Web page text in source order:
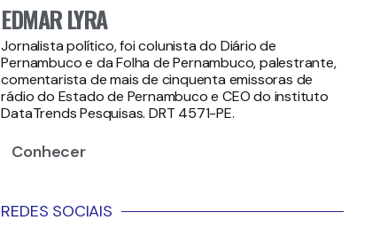
EDMAR LYRA
Jornalista político, foi colunista do Diário de
Pernambuco e da Folha de Pernambuco, palestrante,
comentarista de mais de cinquenta emissoras de
rádio do Estado de Pernambuco e CEO do instituto
DataTrends Pesquisas. DRT 4571-PE.
Conhecer
REDES SOCIAIS